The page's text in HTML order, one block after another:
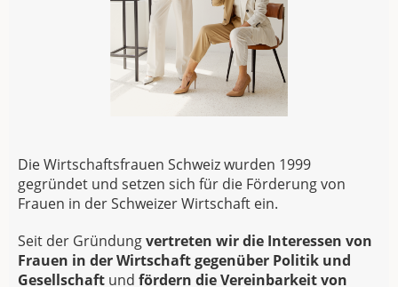
Die Wirtschaftsfrauen Schweiz wurden 1999
gegründet und setzen sich für die Förderung von
Frauen in der Schweizer Wirtschaft ein.
Seit der Gründungvertreten wir die Interessen von
Frauen in der Wirtschaft gegenüber Politik und
Gesellschaft und fördern die Vereinbarkeit von